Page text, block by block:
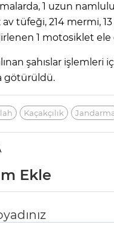
1 uzun namlulu
tüfeği, 214 mermi, 13
1 motosiklet ele
şahıslar işlemleri
götürüldü.
Kaçakçılık
Ekle